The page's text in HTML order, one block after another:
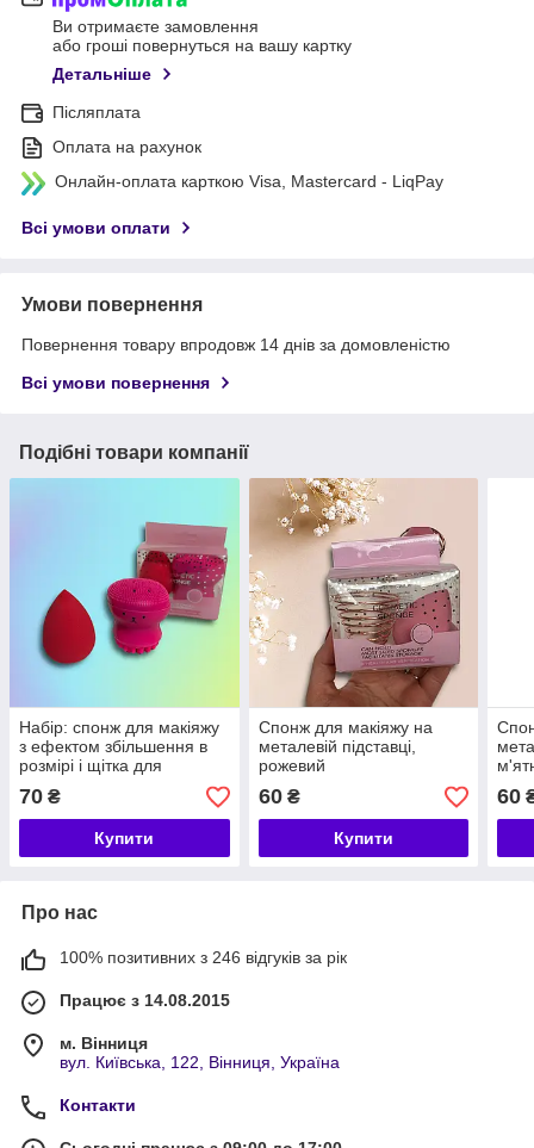
Ви отримаєте замовлення
або гроші повернуться на вашу картку
Детальніше
Післяплата
Оплата на рахунок
Онлайн-оплата карткою Visa, Mastercard - LiqPay
Всі умови оплати
Умови повернення
Повернення товару впродовж 14 днів за домовленістю
Всі умови повернення
Подібні товари компанії
Набір: спонж для макіяжу
з ефектом збільшення в
розмірі і щітка для
очищення обличчя Powder
Puff
70 ₴
Купити
Спонж для макіяжу на
металевій підставці,
рожевий
60₴
Купити
60
Про нас
100% позитивних з 246 відгуків за рік
Працює з 14.08.2015
м. Вінниця
вул. Київська, 122, Вінниця, Україна
Контакти